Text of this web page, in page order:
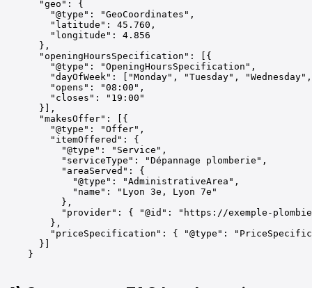
      "geo": {
        "@type": "GeoCoordinates",
        "latitude": 45.760,
        "longitude": 4.856
      },
      "openingHoursSpecification": [{
        "@type": "OpeningHoursSpecification",
"dayOfWeek": ["Monday", "Tuesday",
        "opens": "08:00",
        "closes": "19:00"
      }],
      "makesOffer": [{
        "@type": "Offer",
        "itemOffered": {
          "@type": "Service",
          "serviceType": "Dépannage plomberie",
          "areaServed": {
            "@type": "AdministrativeArea",
            "name": "Lyon 3e, Lyon 7e"
          },
"provider": { "@id": "https://exemple-
        },
"priceSpecification": { "@type":
      }]
    }